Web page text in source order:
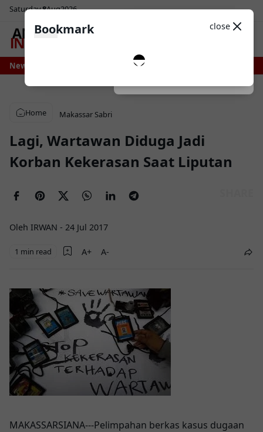
Saturday8Aug2026
Light
News
Bone Bersiap Nikmati Pasokan Air Lebih Stabil, Irigasi Bengo
Home Makassar Sabri
Lagi, Wartawan Diduga Jadi
Korban Kekerasan Saat Liputan
Oleh IRWAN - 24 Jul 2017
1 min read
MAKASSARSIANA---Pelimpahan berkas kasus dugaan
Bookmark close